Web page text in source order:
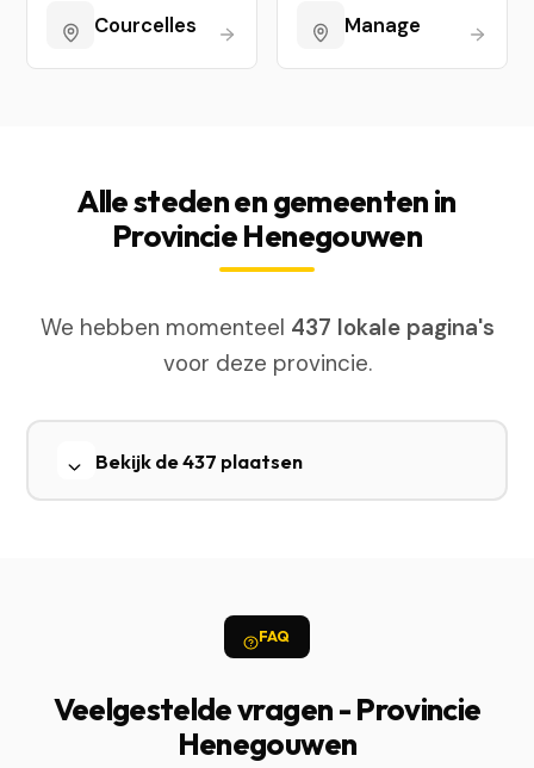
Courcelles Manage
Alle steden en gemeenten in
Provincie Henegouwen
We hebben momenteel 437 lokale pagina's
voor deze provincie.
Bekijk de 437 plaatsen
FAQ
Veelgestelde vragen - Provincie
Henegouwen